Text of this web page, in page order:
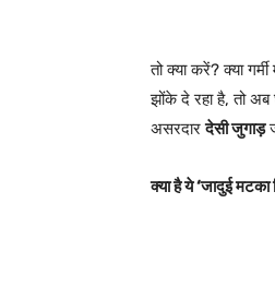
तो क्या करें? क्या
झोंके दे रहा है, तो
असरदारदेसी जुगाड़
क्या है ये ‘जादुई मटका